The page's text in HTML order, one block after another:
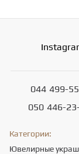
044 499-
050 446-
Категории:
Ювелирные